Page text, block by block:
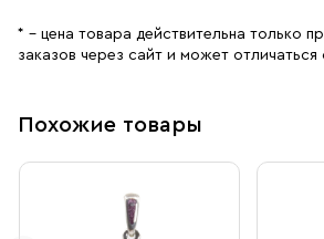
* – цена товара действительна только
заказов через сайт и может отличаться
Похожие товары